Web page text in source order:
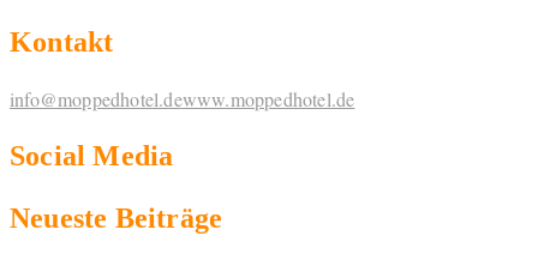
Kontakt
info@moppedhotel.dewww.moppedhotel.de
Social Media
Neueste Beiträge